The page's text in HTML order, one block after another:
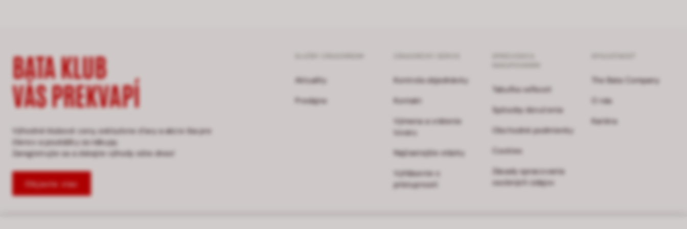
BATA KLUB
VÁS PREKVAPÍ
Výhodné klubové ceny, exkluzívne zľavy a akcie iba pre
členov a poukážky za nákupy.
Zaregistrujte sa a získajte výhody ešte dnes!
Objavte viac
Aktuality
Predajne
Kontrola objednávky
Kontakt
Výmena a vrátenie
tovaru
Najčastejšie otázky
Vyhlásenie o
prístupnosti
Tabuľka veľkostí
Spôsoby doručenia
Obchodné podmienky
Cookies
Zásady spracovania
osobných údajov
The Bata Company
O nás
Kariéra